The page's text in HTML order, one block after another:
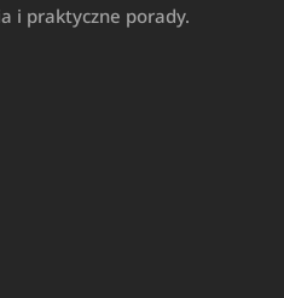
i praktyczne porady.